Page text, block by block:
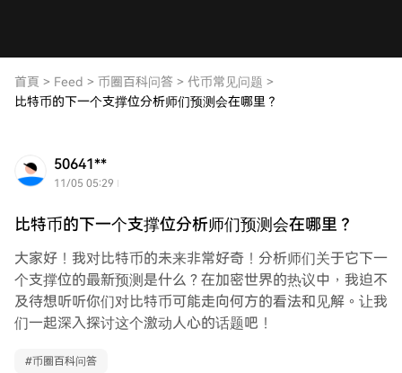
首頁 > Feed > 币圈百科问答 > 代币常见问题 >
比特币的下一个支撑位分析师们预测会在哪里？
50641**
11/05 05:29
比特币的下一个支撑位分析师们预测会在哪里？
大家好！我对比特币的未来非常好奇！分析师们关于它下一
个支撑位的最新预测是什么？在加密世界的热议中，我迫不
及待想听听你们对比特币可能走向何方的看法和见解。让我
们一起深入探讨这个激动人心的话题吧！
#币圈百科问答